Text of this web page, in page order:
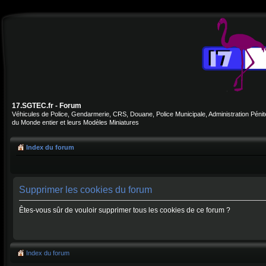
17.SGTEC.fr - Forum
Véhicules de Police, Gendarmerie, CRS, Douane, Police Municipale, Administration
du Monde entier et leurs Modèles Miniatures
Index du forum
Supprimer les cookies du forum
Êtes-vous sûr de vouloir supprimer tous les cookies de ce forum ?
Index du forum